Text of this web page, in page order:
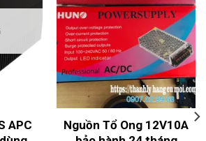
APC
Nguồn Tổ Ong 12V10A